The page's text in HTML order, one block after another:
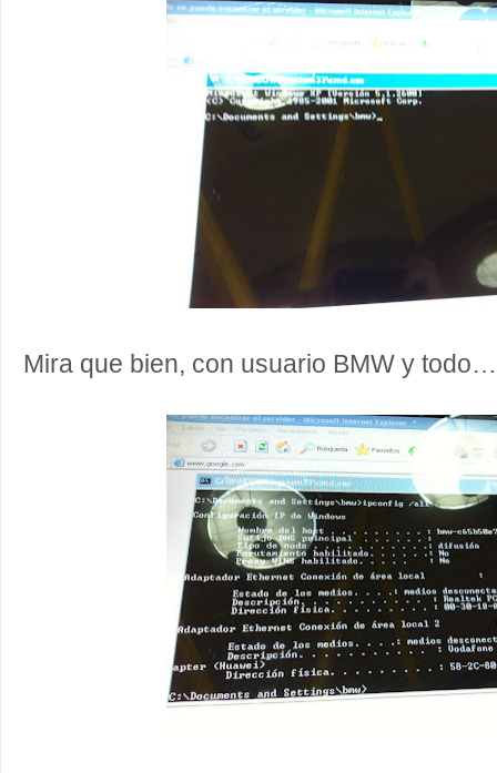
Mira que bien, con usuario BMW y